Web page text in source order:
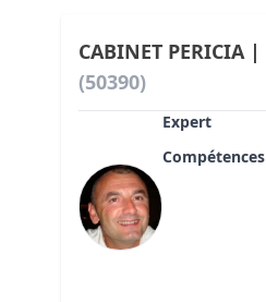
CABINET PERICIA |
(50390)
Expert
Compétences